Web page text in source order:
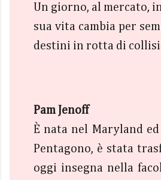
Un giorno, al mercato,
sua vita cambia per
destini in rotta di
Pam Jenoff
È nata nel Maryland
Pentagono, è stata
oggi insegna nella